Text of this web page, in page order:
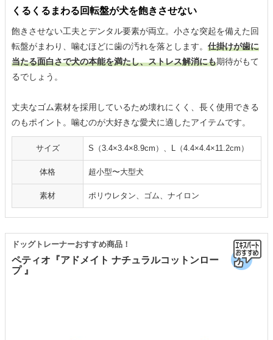
くるくるまわる回転盤が犬を飽きさせない
飽きさせない工夫とデンタル要素が両立。小さな突起を備えた回
転盤がまわり、噛むほどに歯の汚れを落とします。 仕掛けが歯に
当たる面白さで犬の本能を満たし、ストレス解消にも期待がもて
るでしょう。
丈夫なゴム素材を採用しているため壊れにくく、長く使用できる
のもポイント。噛むのが大好きな愛犬に適したアイテムです。
サイズ S（3.4×3.4×8.9cm）、L（4.4×4.4×11.2cm）
体格 超小型〜大型犬
素材 ポリウレタン、ゴム、ナイロン
ペティオ『アドメイト ナチュラルコットンロー
プ 』
ドッグトレーナーおすすめ商品！